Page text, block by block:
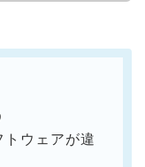
トウェアが違